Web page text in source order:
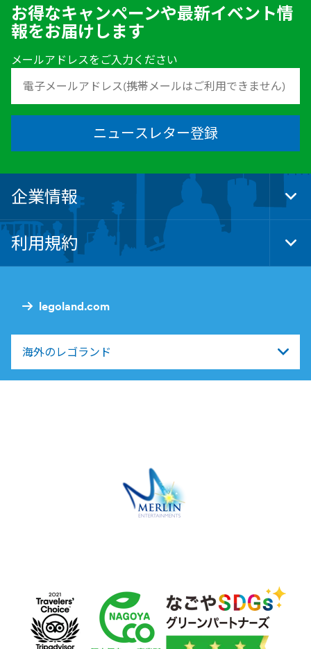
お得なキャンペーンや最新イベント情
報をお届けします
メールアドレスをご入力ください
ニュースレター登録
legoland.com
海外のレゴランド
企業情報
利用規約